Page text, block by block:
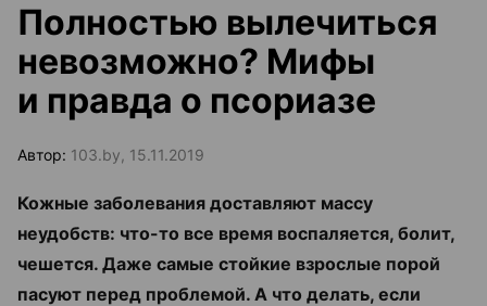
Полностью вылечиться
невозможно? Мифы
и правда о псориазе
Автор: 103.by, 15.11.2019
Кожные заболевания доставляют массу
неудобств: что-то все время воспаляется, болит,
чешется. Даже самые стойкие взрослые порой
пасуют перед проблемой. А что делать, если